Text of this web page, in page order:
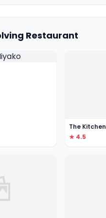
Restaurant
The Kitchen
★ 4.5